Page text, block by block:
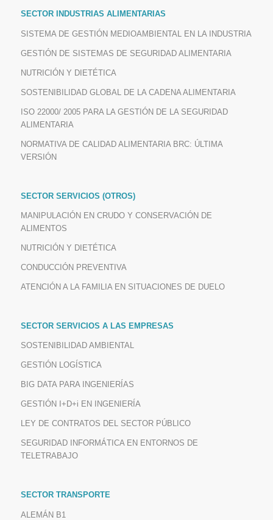
SECTOR INDUSTRIAS ALIMENTARIAS
SISTEMA DE GESTIÓN MEDIOAMBIENTAL EN LA INDUSTRIA
GESTIÓN DE SISTEMAS DE SEGURIDAD ALIMENTARIA
NUTRICIÓN Y DIETÉTICA
SOSTENIBILIDAD GLOBAL DE LA CADENA ALIMENTARIA
ISO 22000/ 2005 PARA LA GESTIÓN DE LA SEGURIDAD
ALIMENTARIA
NORMATIVA DE CALIDAD ALIMENTARIA BRC: ÚLTIMA
VERSIÓN
SECTOR SERVICIOS (OTROS)
MANIPULACIÓN EN CRUDO Y CONSERVACIÓN DE
ALIMENTOS
NUTRICIÓN Y DIETÉTICA
CONDUCCIÓN PREVENTIVA
ATENCIÓN A LA FAMILIA EN SITUACIONES DE DUELO
SECTOR SERVICIOS A LAS EMPRESAS
SOSTENIBILIDAD AMBIENTAL
GESTIÓN LOGÍSTICA
BIG DATA PARA INGENIERÍAS
GESTIÓN I+D+i EN INGENIERÍA
LEY DE CONTRATOS DEL SECTOR PÚBLICO
SEGURIDAD INFORMÁTICA EN ENTORNOS DE
TELETRABAJO
SECTOR TRANSPORTE
ALEMÁN B1